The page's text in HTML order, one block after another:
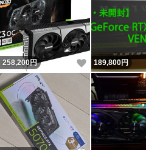
258,200円 いいね！
189,800円